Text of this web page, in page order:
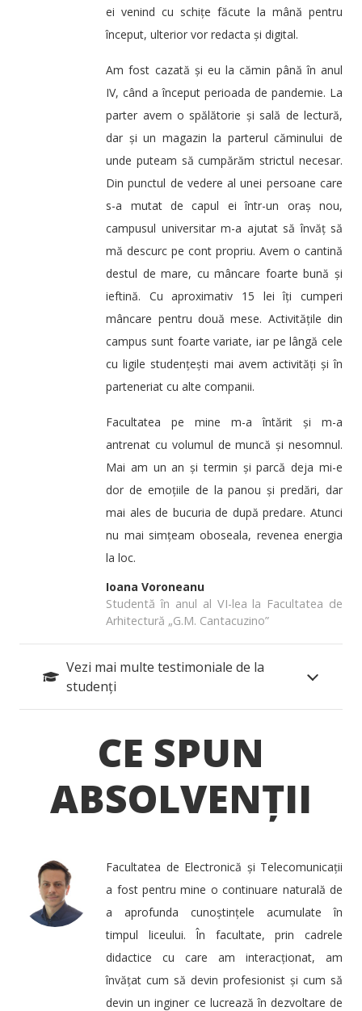
ei venind cu schițe făcute la mână pentru
început, ulterior vor redacta și digital.
Am fost cazată și eu la cămin până în anul
IV, când a început perioada de pandemie. La
parter avem o spălătorie și sală de lectură,
dar și un magazin la parterul căminului de
unde puteam să cumpărăm strictul necesar.
Din punctul de vedere al unei persoane care
s-a mutat de capul ei într-un oraș nou,
campusul universitar m-a ajutat să învăț să
mă descurc pe cont propriu. Avem o cantină
destul de mare, cu mâncare foarte bună și
ieftină. Cu aproximativ 15 lei îți cumperi
mâncare pentru două mese. Activitățile din
campus sunt foarte variate, iar pe lângă cele
cu ligile studențești mai avem activități și în
parteneriat cu alte companii.
Facultatea pe mine m-a întărit și m-a
antrenat cu volumul de muncă și nesomnul.
Mai am un an și termin și parcă deja mi-e
dor de emoțiile de la panou și predări, dar
mai ales de bucuria de după predare. Atunci
nu mai simțeam oboseala, revenea energia
la loc.
Ioana Voroneanu
Studentă în anul al VI-lea la Facultatea de
Arhitectură „G.M. Cantacuzino”
Vezi mai multe testimoniale de la
studenți
CE SPUN
ABSOLVENȚII
Facultatea de Electronică și Telecomunicații
a fost pentru mine o continuare naturală de
a aprofunda cunoștințele acumulate în
timpul liceului. În facultate, prin cadrele
didactice cu care am interacționat, am
învățat cum să devin profesionist și cum să
devin un inginer ce lucrează în dezvoltare de